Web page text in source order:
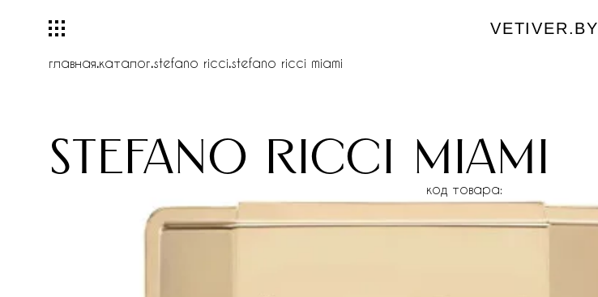
VETIVER.BY
главная.каталог.stefano ricci.stefano ricci miami
stefano ricci miami
код товара: